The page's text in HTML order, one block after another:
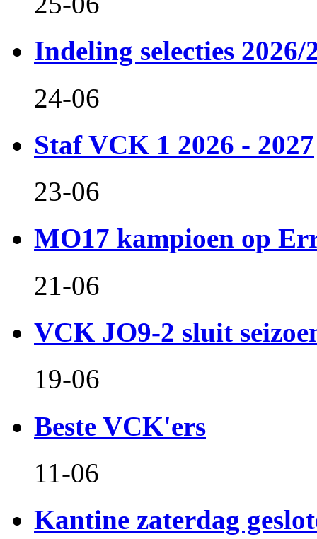
Indeling selecties 2026/
24-06
Staf VCK 1 2026 - 2027
23-06
MO17 kampioen op
21-06
VCK JO9-2 sluit
19-06
Beste VCK'ers
11-06
Kantine zaterdag